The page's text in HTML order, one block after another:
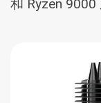
和 Ryzen 9000